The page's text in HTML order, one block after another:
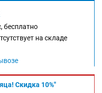
бесплатно
на складе
Скидка 10%"